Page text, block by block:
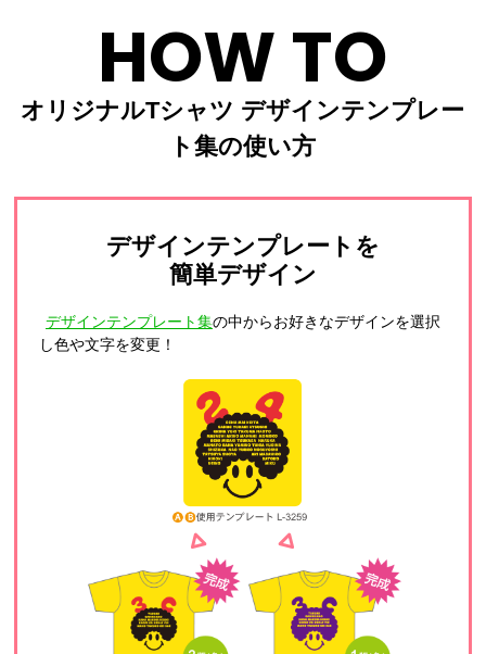
HOW TO
オリジナルTシャツ デザインテンプレー
ト集の使い方
デザインテンプレートを
簡単デザイン
デザインテンプレート集の中からお好きなデザインを選択
し色や文字を変更！